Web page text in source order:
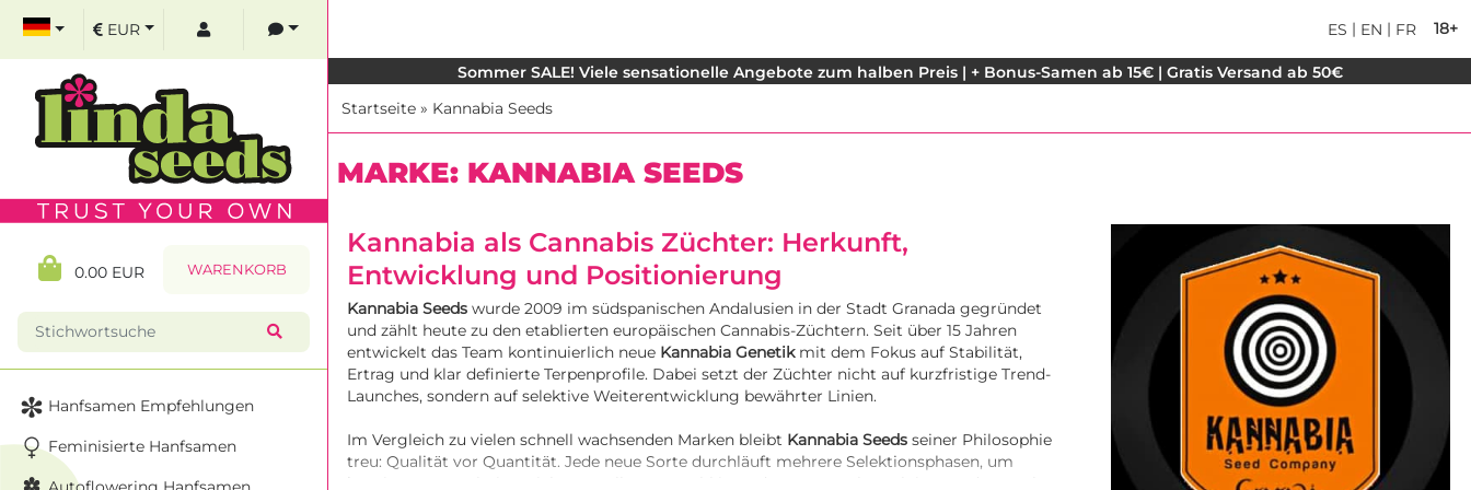
18+
ES | EN | FR
Sommer SALE! Viele sensationelle Angebote zum halben Preis | + Bonus-Samen ab 15€ | Gratis Versand ab 50€
Startseite » Kannabia Seeds
MARKE: KANNABIA SEEDS
Kannabia als Cannabis Züchter: Herkunft,
Entwicklung und Positionierung
Kannabia Seeds wurde 2009 im südspanischen Andalusien in der Stadt Granada gegründet
und zählt heute zu den etablierten europäischen Cannabis-Züchtern. Seit über 15 Jahren
entwickelt das Team kontinuierlich neue Kannabia Genetikmit dem Fokus auf Stabilität,
Ertrag und klar definierte Terpenprofile. Dabei setzt der Züchter nicht auf kurzfristige Trend-
Launches, sondern auf selektive Weiterentwicklung bewährter Linien.
Im Vergleich zu vielen schnell wachsenden Marken bleibt Kannabia Seeds seiner Philosophie
treu: Qualität vor Quantität. Jede neue Sorte durchläuft mehrere Selektionsphasen, um
EUR
0.00 EUR WARENKORB
Hanfsamen Empfehlungen
Feminisierte Hanfsamen